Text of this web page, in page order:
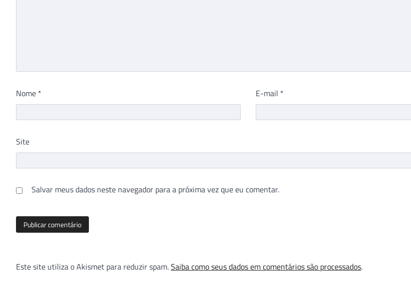
Nome * E-mail *
Site
Salvar meus dados neste navegador para a próxima vez que eu comentar.
Este site utiliza o Akismet para reduzir spam.Saiba como seus dados em comentários são processados.